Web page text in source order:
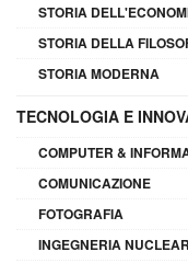
STORIA
STORIA DELLA
STORIA MODERNA
TECNOLOGIA E
COMPUTER &
COMUNICAZIONE
FOTOGRAFIA
INGEGNERIA